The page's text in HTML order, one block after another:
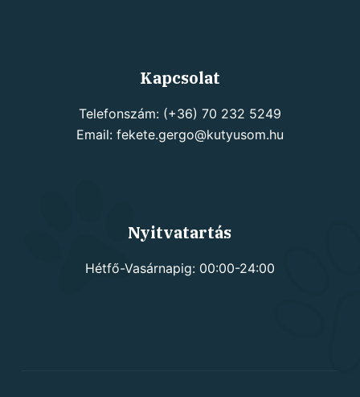
Kapcsolat
Telefonszám: (+36) 70 232 5249
Email: fekete.gergo@kutyusom.hu
Nyitvatartás
Hétfő-Vasárnapig: 00:00-24:00